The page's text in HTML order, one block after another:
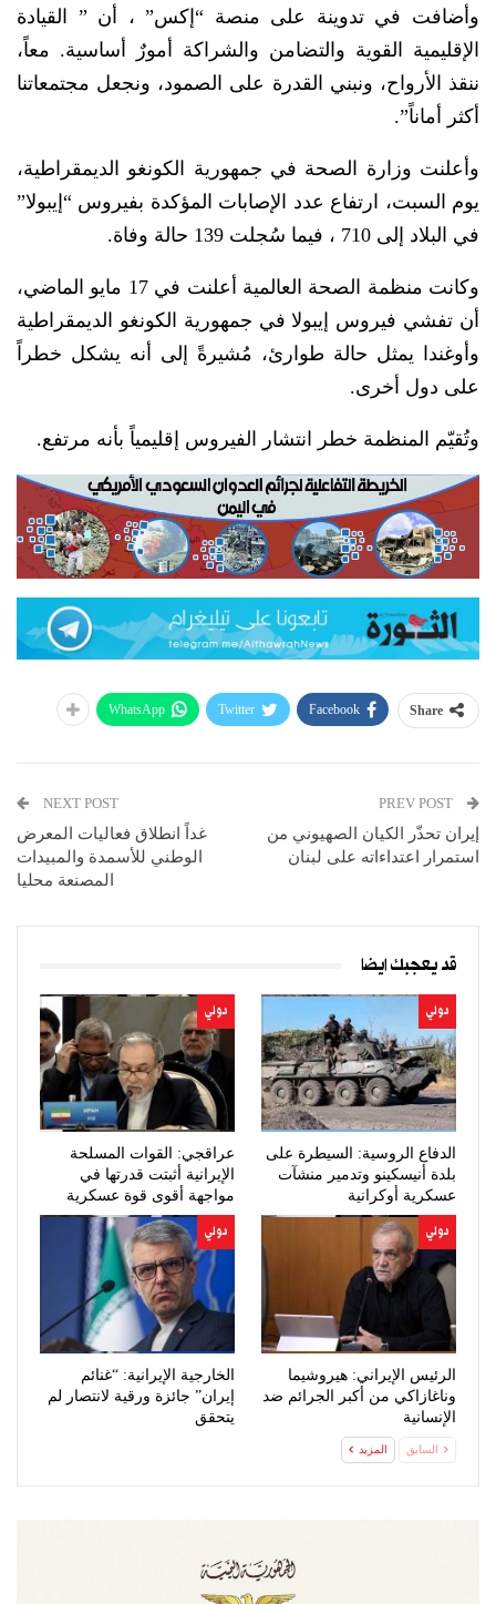
وأضافت في تدوينة على منصة “إكس” ، أن ” القيادة
الإقليمية القوية والتضامن والشراكة أمورٌ أساسية. معاً،
ننقذ الأرواح، ونبني القدرة على الصمود، ونجعل مجتمعاتنا
أكثر أماناً”.
وأعلنت وزارة الصحة في جمهورية الكونغو الديمقراطية،
يوم السبت، ارتفاع عدد الإصابات المؤكدة بفيروس “إيبولا”
في البلاد إلى 710 ، فيما سُجلت 139 حالة وفاة.
وكانت منظمة الصحة العالمية أعلنت في 17 مايو الماضي،
أن تفشي فيروس إيبولا في جمهورية الكونغو الديمقراطية
وأوغندا يمثل حالة طوارئ، مُشيرةً إلى أنه يشكل خطراً
على دول أخرى.
وتُقيّم المنظمة خطر انتشار الفيروس إقليمياً بأنه مرتفع.
Share
Facebook
Twitter
WhatsApp
إيران تحذّر الكيان الصهيوني من
استمرار اعتداءاته على لبنان
NEXT POST
غداً انطلاق فعاليات المعرض
الوطني للأسمدة والمبيدات
المصنعة محليا
قد يعجبك ايضا
دولي
الدفاع الروسية: السيطرة على
بلدة أنيسكينو وتدمير منشآت
عسكرية أوكرانية
دولي
عراقجي: القوات المسلحة
الإيرانية أثبتت قدرتها في
مواجهة أقوى قوة عسكرية
بالعالم
دولي
الرئيس الإيراني: هيروشيما
وناغازاكي من أكبر الجرائم ضد
الإنسانية
دولي
الخارجية الإيرانية: “غنائم
إيران” جائزة ورقية لانتصار لم
يتحقق
السابق المزيد